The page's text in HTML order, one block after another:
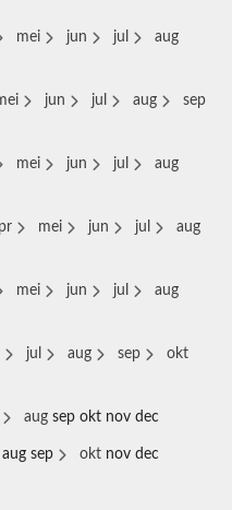
mei jun jul
aug
jun jul aug
sep
mei jun jul
aug
mei jun jul
aug
mei jun jul
aug
jul aug sep
okt
aug sep okt nov dec
aug sep okt nov dec